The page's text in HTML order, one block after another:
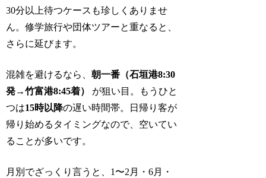
30分以上待つケースも珍しくありませ
ん。修学旅行や団体ツアーと重なると、
さらに延びます。
混雑を避けるなら、朝一番（石垣港8:30
発→竹富港8:45着）
が狙い目。もうひと
つは15時以降の遅い時間帯。日帰り客が
帰り始めるタイミングなので、空いてい
ることが多いです。
月別でざっくり言うと、1〜2月・6月・